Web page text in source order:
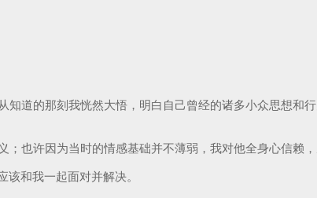
道的那刻我恍然大悟，明白自己曾经的诸多小众思想和
也许因为当时的情感基础并不薄弱，我对他全身心信赖
该和我一起面对并解决。